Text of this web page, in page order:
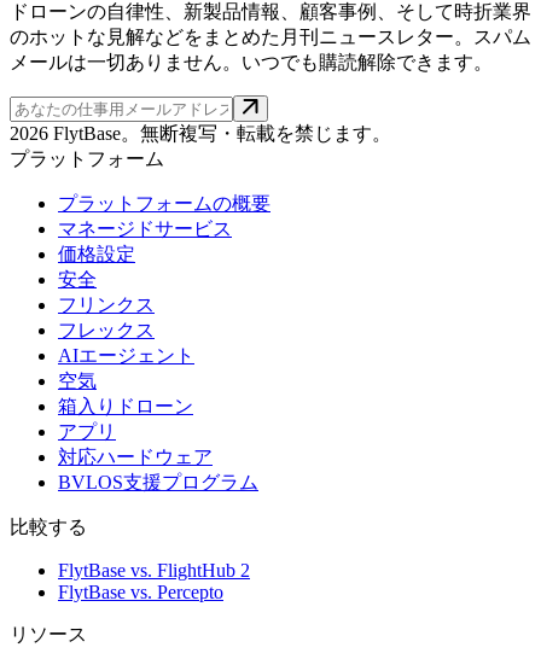
ドローンの自律性、新製品情報、顧客事例、そして時折業界
のホットな見解などをまとめた月刊ニュースレター。スパム
メールは一切ありません。いつでも購読解除できます。
2026 FlytBase。無断複写・転載を禁じます。
プラットフォーム
プラットフォームの概要
マネージドサービス
価格設定
安全
フリンクス
フレックス
AIエージェント
空気
箱入りドローン
アプリ
対応ハードウェア
BVLOS支援プログラム
比較する
FlytBase vs. FlightHub 2
FlytBase vs. Percepto
リソース